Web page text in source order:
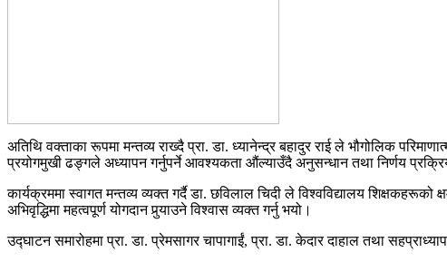
अतिथि वक्ताका रूपमा मन्तव्य राख्दै प्रा. डा. ध्यानेन्द्र बहादुर राई ले भौगोलिक
प्रयोगमुखी ढङ्गले अध्यापन गर्नुपर्ने आवश्यकता औंल्याउँदै अनुसन्धान तथा निर्णय
कार्यक्रममा स्वागत मन्तव्य व्यक्त गर्दै डा. छविलाल चिदी ले विश्वविद्यालय
अभिवृद्धिमा महत्वपूर्ण योगदान पुर्‍याउने विश्वास व्यक्त गर्नु भयो।
उद्घाटन समारोहमा प्रा. डा. प्रेमसागर चापागाईं, प्रा. डा. केदार दाहाल तथा